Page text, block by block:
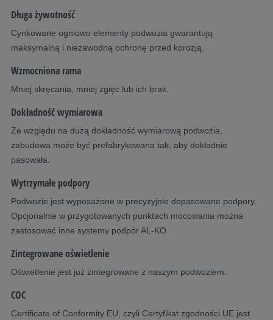
Długa żywotność
Cynkowane ogniowo elementy podwozia gwarantują
maksymalną i niezawodną ochronę przed korozją.
Wzmocniona rama
Mniej skręcania, mniej zgięć lub ich brak.
Dokładność wymiarowa
Ze względu na dużą dokładność wymiarową podwozia,
zabudowa może być prefabrykowana tak, aby dokładnie
pasowała.
Wytrzymałe podpory
Podwozie jest wyposażone w precyzyjnie dopasowane podpory.
Opcjonalnie w przygotowanych punktach mocowania można
zastosować inne systemy podpór AL-KO.
Zintegrowane oświetlenie
Oświetlenie jest już zintegrowane z naszym podwoziem.
COC
Certificate of Conformity EU, czyli Certyfikat zgodności UE jest